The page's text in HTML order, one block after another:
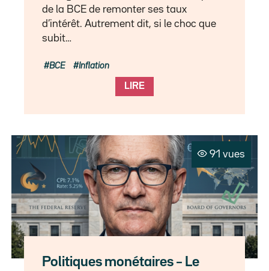
de la BCE de remonter ses taux
d’intérêt. Autrement dit, si le choc que
subit…
LIRE
BCE Inflation
91 vues
Politiques monétaires – Le